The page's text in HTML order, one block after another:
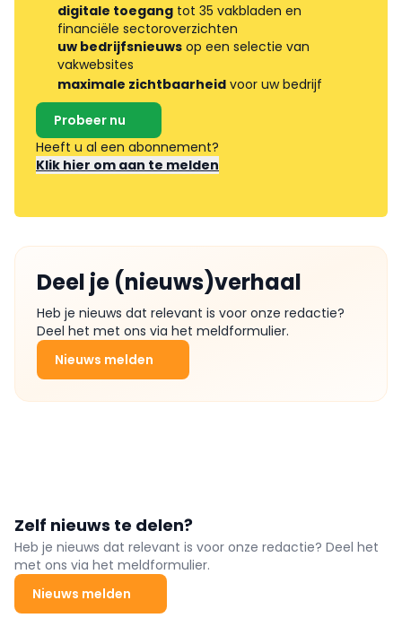
digitale toegang tot 35 vakbladen en
financiële sectoroverzichten
uw bedrijfsnieuws op een selectie van
vakwebsites
maximale zichtbaarheid voor uw bedrijf
Probeer nu
Heeft u al een abonnement?
Klik hier om aan te melden
Deel je (nieuws)verhaal
Heb je nieuws dat relevant is voor onze redactie?
Deel het met ons via het meldformulier.
Nieuws melden
Zelf nieuws te delen?
Heb je nieuws dat relevant is voor onze redactie? Deel het
met ons via het meldformulier.
Nieuws melden